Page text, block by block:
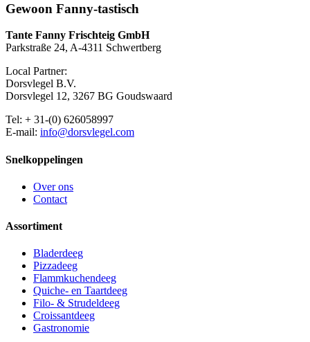
Gewoon Fanny-tastisch
Tante Fanny Frischteig GmbH
Parkstraße 24, A-4311 Schwertberg
Local Partner:
Dorsvlegel B.V.
Dorsvlegel 12, 3267 BG Goudswaard
Tel: + 31-(0) 626058997
E-mail: info@dorsvlegel.com
Snelkoppelingen
Over ons
Contact
Assortiment
Bladerdeeg
Pizzadeeg
Flammkuchendeeg
Quiche- en Taartdeeg
Filo- & Strudeldeeg
Croissantdeeg
Gastronomie